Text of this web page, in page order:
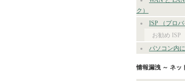
ク）
ISP （プロ
お勧め ISP
パソコン内
情報漏洩 ～ ネッ